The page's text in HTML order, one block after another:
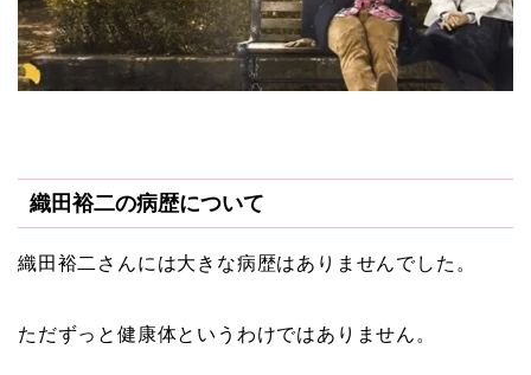
織田裕二の病歴について
織田裕二さんには大きな病歴はありませんでした。
ただずっと健康体というわけではありません。